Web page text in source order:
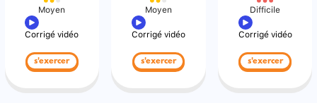
Moyen
Corrigé vidéo
s'exercer
Moyen
Corrigé vidéo
s'exercer
Difficile
Corrigé vidéo
s'exercer